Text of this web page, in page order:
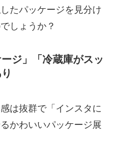
たパッケージを見分け
しょうか？
ジ」「冷蔵庫がスッ
は抜群で「インスタに
かわいいパッケージ展